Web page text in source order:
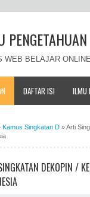
PENGETAHUAN
WEB BELAJAR
DAFTAR ISI ILMU
Kamus Singkatan D »Arti
DEKOPIN /